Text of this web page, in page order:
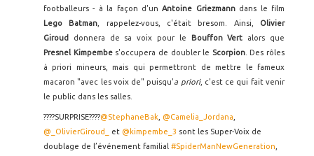
footballeurs - à la façon d'unAntoine Griezmann dans le film
Lego Batman , rappelez-vous, c'était bresom. Ainsi, Olivier
Giroud donnera de sa voix pour le Bouffon Vert alors que
Presnel Kimpembes'occupera de doubler le Scorpion. Des rôles
à priori mineurs, mais qui permettront de mettre le fameux
macaron "avec les voix de" puisqu'a priori, c'est ce qui fait venir
le public dans les salles.
????SURPRISE????@StephaneBak @Camelia_Jordana
@_OlivierGiroud_
et @kimpembe_3 sont les Super-Voix de
doublage de l’événement familial #SpiderManNewGeneration